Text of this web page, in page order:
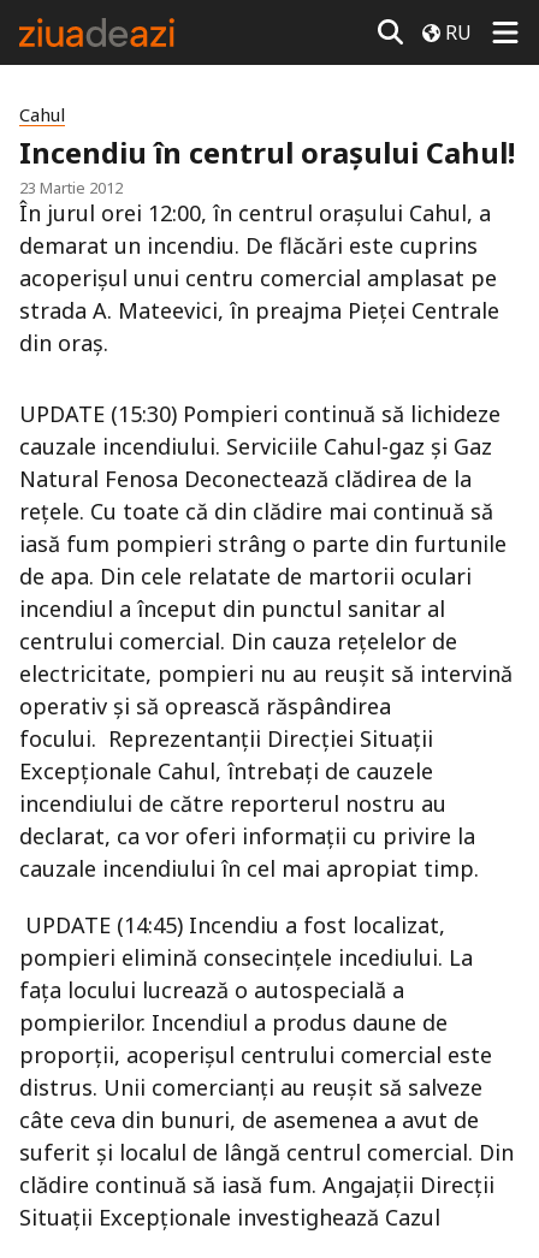
RU
Cahul
Incendiu în centrul oraşului Cahul!
23 Martie 2012
În jurul orei 12:00, în centrul oraşului Cahul, a
demarat un incendiu. De flăcări este cuprins
acoperişul unui centru comercial amplasat pe
strada A. Mateevici, în preajma Pieţei Centrale
din oraş.
UPDATE (15:30) Pompieri continuă să lichideze
cauzale incendiului. Serviciile Cahul-gaz şi Gaz
Natural Fenosa Deconectează clădirea de la
reţele. Cu toate că din clădire mai continuă să
iasă fum pompieri strâng o parte din furtunile
de apa. Din cele relatate de martorii oculari
incendiul a început din punctul sanitar al
centrului comercial. Din cauza reţelelor de
electricitate, pompieri nu au reuşit să intervină
operativ şi să oprească răspândirea
focului. Reprezentanţii Direcţiei Situaţii
Excepţionale Cahul, întrebaţi de cauzele
incendiului de către reporterul nostru au
declarat, ca vor oferi informaţii cu privire la
cauzale incendiului în cel mai apropiat timp.
UPDATE (14:45) Incendiu a fost localizat,
pompieri elimină consecinţele incediului. La
faţa locului lucrează o autospecială a
pompierilor. Incendiul a produs daune de
proporţii, acoperişul centrului comercial este
distrus. Unii comercianţi au reuşit să salveze
câte ceva din bunuri, de asemenea a avut de
suferit şi localul de lângă centrul comercial. Din
clădire continuă să iasă fum. Angajaţii Direcţii
Situaţii Excepţionale investighează Cazul